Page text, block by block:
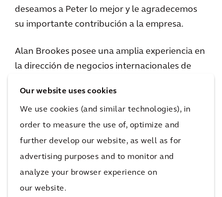
Our website uses cookies
We use cookies (and similar technologies), in
order to measure the use of, optimize and
further develop our website, as well as for
advertising purposes and to monitor and
analyze your browser experience on
our website.
deseamos a Peter lo mejor y le agradecemos
su importante contribución a la empresa.
Alan Brookes posee una amplia experiencia en
la dirección de negocios internacionales de
la empresa desde una estructura operativa
regional hasta una de alcance mundial.
El criterio, la iniciativa y la dedicación a las
personas y los resultados de Alan lo convierten
en la persona adecuada para guiar a Arcadis a
lo largo del próximo capítulo de éxito y